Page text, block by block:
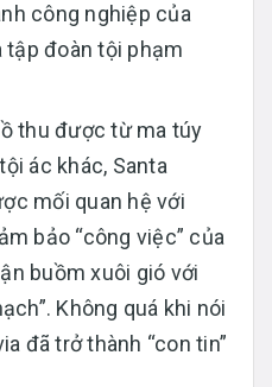
công nghiệp của
tập đoàn tội phạm
thu được từ ma túy
ác khác, Santa
mối quan hệ với
bảo “công việc” của
buồm xuôi gió với
Không quá khi nói
đã trở thành “con tin”